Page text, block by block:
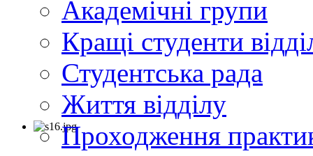
Академічні групи
Кращі студенти
Студентська рада
Життя відділу
Проходження